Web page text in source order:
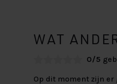
WAT
0/5
Op dit moment zijn